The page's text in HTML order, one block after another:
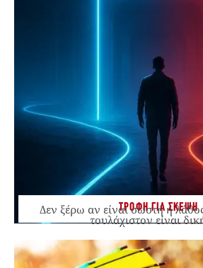
ΤΡΟΦΗ ΓΙΑ ΣΚΕΨΗ
Δεν ξέρω αν είναι σωστή ή
τουλάχιστον είναι